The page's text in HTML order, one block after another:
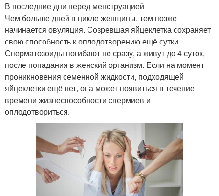
В последние дни перед менструацией
Чем больше дней в цикле женщины, тем позже
начинается овуляция. Созревшая яйцеклетка сохраняет
свою способность к оплодотворению ещё сутки.
Сперматозоиды погибают не сразу, а живут до 4 суток,
после попадания в женский организм. Если на момент
проникновения семенной жидкости, подходящей
яйцеклетки ещё нет, она может появиться в течение
времени жизнеспособности спермиев и
оплодотвориться.